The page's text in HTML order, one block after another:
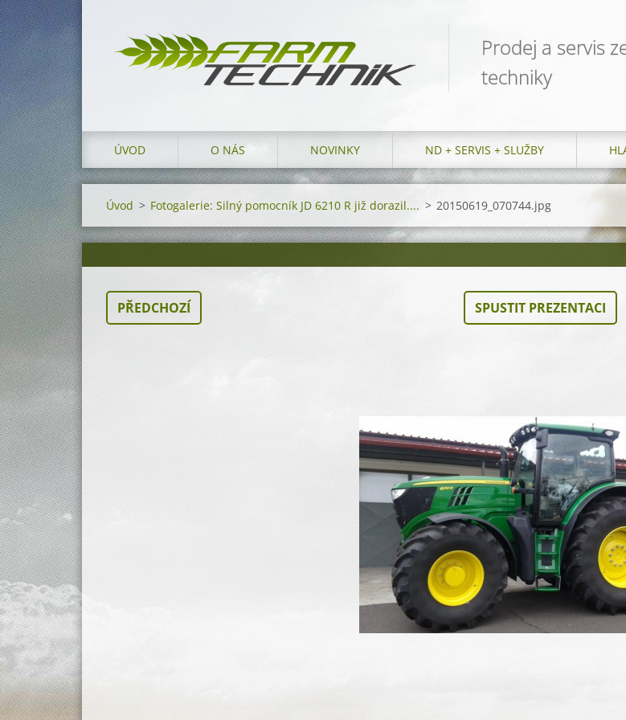
Prodej a servis
techniky
ÚVOD O NÁS NOVINKY ND + SERVIS + SLUŽBY
Úvod > Fotogalerie: Silný pomocník JD 6210 R již dorazil.... > 20150619_070744.jpg
PŘEDCHOZÍ SPUSTIT PREZENTACI